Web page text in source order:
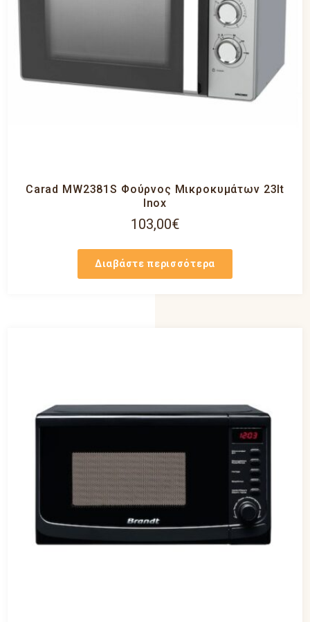
Carad MW2381S Φούρνος Μικροκυμάτων 23lt
Inox
103,00€
Διαβάστε περισσότερα